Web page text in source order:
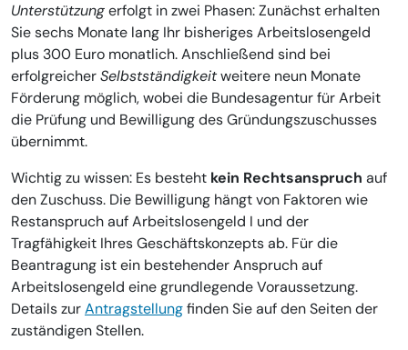
Unterstützungerfolgt in zwei Phasen: Zunächst erhalten
Sie sechs Monate lang Ihr bisheriges Arbeitslosengeld
plus 300 Euro monatlich. Anschließend sind bei
erfolgreicherSelbstständigkeitweitere neun Monate
Förderung möglich, wobei die Bundesagentur für Arbeit
die Prüfung und Bewilligung des Gründungszuschusses
übernimmt.
Wichtig zu wissen: Es besteht kein Rechtsanspruch auf
den Zuschuss. Die Bewilligung hängt von Faktoren wie
Restanspruch auf Arbeitslosengeld I und der
Tragfähigkeit Ihres Geschäftskonzepts ab. Für die
Beantragung ist ein bestehender Anspruch auf
Arbeitslosengeld eine grundlegende Voraussetzung.
Details zurAntragstellungfinden Sie auf den Seiten der
zuständigen Stellen.